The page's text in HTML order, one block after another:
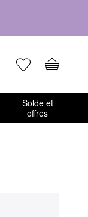
Solde et
offres